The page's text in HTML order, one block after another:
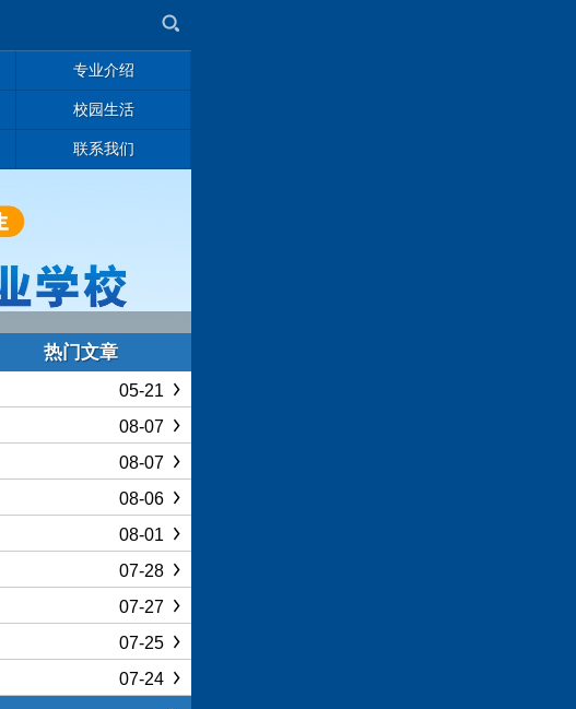
专业介绍
校园生活
联系我们
热门文章
05-21
08-07
08-07
08-06
08-01
07-28
07-27
07-25
07-24